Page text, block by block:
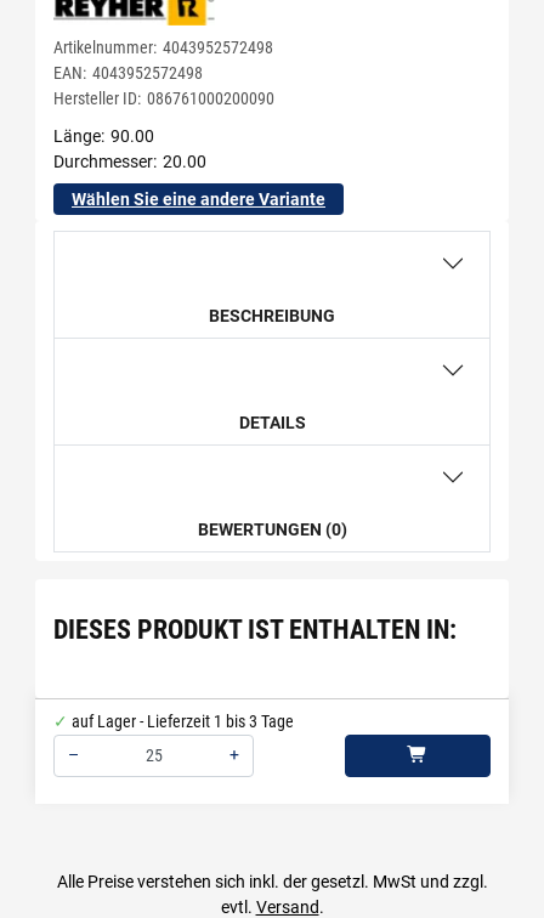
Artikelnummer: 4043952572498
EAN: 4043952572498
Hersteller ID: 086761000200090
Länge 90.00
Durchmesser 20.00
Wählen Sie eine andere Variante
BESCHREIBUNG
DETAILS
BEWERTUNGEN (0)
DIESES PRODUKT IST ENTHALTEN IN:
auf Lager - Lieferzeit 1 bis 3 Tage
–
+
Alle Preise verstehen sich inkl. der gesetzl. MwSt und zzgl.
evtl. Versand.